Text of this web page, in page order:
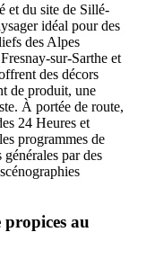
et du site de Sillé-
idéal pour des
des Alpes
sur-Sarthe et
des décors
de produit, une
À portée de route,
24 Heures et
programmes de
par des
au